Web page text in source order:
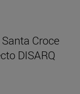
Croce
DISARQ